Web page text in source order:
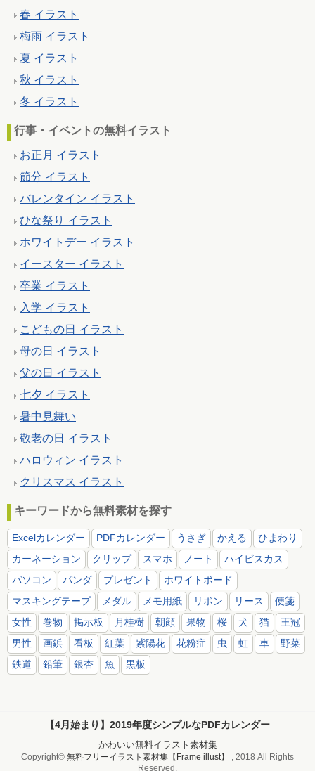
春 イラスト
梅雨 イラスト
夏 イラスト
秋 イラスト
冬 イラスト
行事・イベントの無料イラスト
お正月 イラスト
節分 イラスト
バレンタイン イラスト
ひな祭り イラスト
ホワイトデー イラスト
イースター イラスト
卒業 イラスト
入学 イラスト
こどもの日 イラスト
母の日 イラスト
父の日 イラスト
七夕 イラスト
暑中見舞い
敬老の日 イラスト
ハロウィン イラスト
クリスマス イラスト
キーワードから無料素材を探す
Excelカレンダー PDFカレンダー うさぎ かえる
ひまわり
カーネーション
クリップ スマホ ノート
ハイビスカス
パソコン
パンダ プレゼント
ホワイトボード
マスキングテープ
メダル メモ用紙 リボン リース
便箋
女性
巻物 掲示板 月桂樹 朝顔 果物 桜 犬 猫
王冠
男性
画鋲 看板 紅葉 紫陽花 花粉症 虫 虹 車
野菜
鉄道
鉛筆 銀杏 魚 黒板
【4月始まり】2019年度シンプルなPDFカレンダー
かわいい無料イラスト素材集
Copyright© 無料フリーイラスト素材集【Frame illust】
, 2018 All Rights
Reserved.